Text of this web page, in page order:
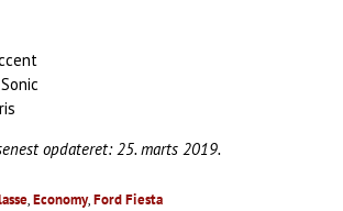
opdateret: 25. marts 2019.
,Economy,Ford Fiesta